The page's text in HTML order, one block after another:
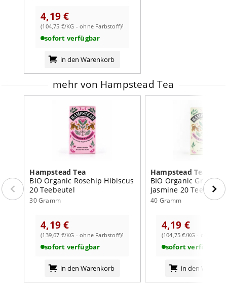
4,19 €
(104,75 €/KG - ohne Farbstoff)¹
sofort verfügbar
in den Warenkorb
mehr von Hampstead Tea
Hampstead Tea
BIO Organic Rosehip Hibiscus
20 Teebeutel
30 Gramm
4,19 €
(139,67 €/KG - ohne Farbstoff)¹
sofort verfügbar
in den Warenkorb
Hampstead Tea
BIO Organic Green
Jasmine 20 Teebeutel
40 Gramm
4,19 €
(104,75 €/KG - ohne
sofort verfügbar
in den